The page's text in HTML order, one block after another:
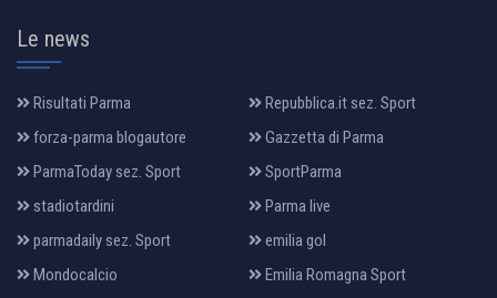
Le news
Risultati Parma
Repubblica.it sez. Sport
forza-parma blogautore
Gazzetta di Parma
ParmaToday sez. Sport
SportParma
stadiotardini
Parma live
parmadaily sez. Sport
emilia gol
Mondocalcio
Emilia Romagna Sport